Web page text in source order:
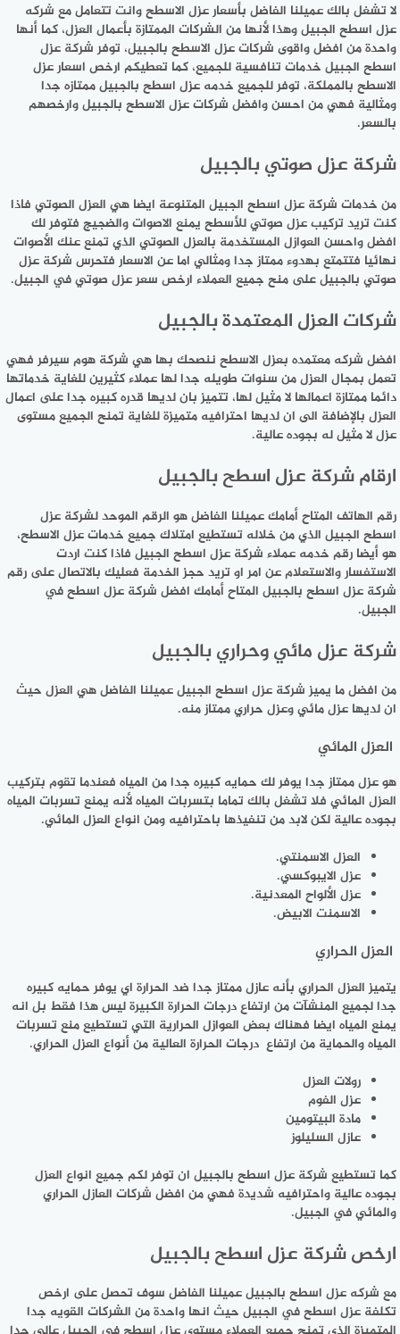
لا تشغل بالك عميلنا الفاضل بأسعار عزل الاسطح وانت تتعامل مع شركه
عزل اسطح الجبيل وهذا لأنها من الشركات الممتازة بأعمال العزل، كما أنها
واحدة من افضل واقوى شركات عزل الاسطح بالجبيل، توفر شركة عزل
اسطح الجبيل خدمات تنافسية للجميع، كما تعطيكم ارخص اسعار عزل
الاسطح بالمملكة، توفر للجميع خدمه عزل اسطح بالجبيل ممتازه جدا
ومثالية فهي من احسن وافضل شركات عزل الاسطح بالجبيل وارخصهم
بالسعر.
شركة عزل صوتي بالجبيل
من خدمات شركة عزل اسطح الجبيل المتنوعة ايضا هي العزل الصوتي فاذا
كنت تريد تركيب عزل صوتي للأسطح يمنع الاصوات والضجيج فتوفر لك
افضل واحسن العوازل المستخدمة بالعزل الصوتي الذي تمنع عنك الأصوات
نهائيا فتتمتع بهدوء ممتاز جدا ومثالي اما عن الاسعار فتحرس شركة عزل
صوتي بالجبيل على منح جميع العملاء ارخص سعر عزل صوتي في الجبيل.
شركات العزل المعتمدة بالجبيل
افضل شركه معتمده بعزل الاسطح ننصحك بها هي شركة هوم سيرفر فهي
تعمل بمجال العزل من سنوات طويله جدا لها عملاء كثيرين للغاية خدماتها
دائما ممتازة اعمالها لا مثيل لها، تتميز بان لديها قدره كبيره جدا على اعمال
العزل بالإضافة الى ان لديها احترافيه متميزة للغاية تمنح الجميع مستوى
عزل لا مثيل له بجوده عالية.
ارقام شركة عزل اسطح بالجبيل
رقم الهاتف المتاح أمامك عميلنا الفاضل هو الرقم الموحد لشركة عزل
اسطح الجبيل الذي من خلاله تستطيع امتلاك جميع خدمات عزل الاسطح،
هو أيضا رقم خدمه عملاء شركة عزل اسطح الجبيل فاذا كنت اردت
الاستفسار والاستعلام عن امر او تريد حجز الخدمة فعليك بالاتصال على رقم
شركة عزل اسطح بالجبيل المتاح أمامك افضل شركة عزل اسطح في
الجبيل.
شركة عزل مائي وحراري بالجبيل
من افضل ما يميز شركة عزل اسطح الجبيل عميلنا الفاضل هي العزل حيث
ان لديها عزل مائي وعزل حراري ممتاز منه.
العزل المائي
هو عزل ممتاز جدا يوفر لك حمايه كبيره جدا من المياه فعندما تقوم بتركيب
العزل المائي فلا تشغل بالك تماما بتسربات المياه لأنه يمنع تسربات المياه
بجوده عالية لكن لابد من تنفيذها باحترافيه ومن انواع العزل المائي.
العزل الاسمنتي.
عزل الايبوكسي.
عزل الألواح المعدنية.
الاسمنت الابيض.
العزل الحراري
يتميز العزل الحراري بأنه عازل ممتاز جدا ضد الحرارة اي يوفر حمايه كبيره
جدا لجميع المنشآت من ارتفاع درجات الحرارة الكبيرة ليس هذا فقط بل انه
يمنع المياه ايضا فهناك بعض العوازل الحرارية التي تستطيع منع تسربات
المياه والحماية من ارتفاع درجات الحرارة العالية من أنواع العزل الحراري.
رولات العزل
عزل الفوم
مادة البيتومين
عازل السليلوز
كما تستطيع شركة عزل اسطح بالجبيل ان توفر لكم جميع انواع العزل
بجوده عالية واحترافيه شديدة فهي من افضل شركات العازل الحراري
والمائي في الجبيل.
ارخص شركة عزل اسطح بالجبيل
مع شركه عزل اسطح بالجبيل عميلنا الفاضل سوف تحصل على ارخص
تكلفة عزل اسطح في الجبيل حيث انها واحدة من الشركات القويه جدا